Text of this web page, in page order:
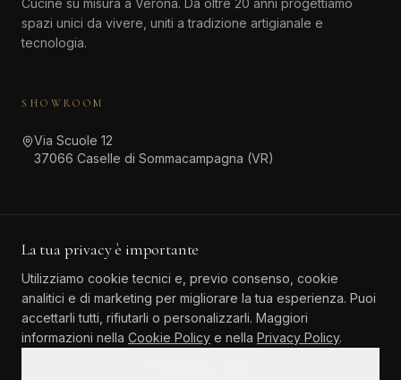
Cucine su misura a Verona. Da oltre 20 anni progettiamo
spazi unici da vivere, uniti a tradizione artigianale e
tecnologia.
SHOWROOM
Via Scuole 12
37066 Caselle di Sommacampagna (VR)
045 511 6381
info@atinteriordesign.it
tarallo.agostino@pec.it
La tua privacy è importante
Utilizziamo cookie tecnici e, previo consenso, cookie
analitici e di marketing per migliorare la tua esperienza. Puoi
accettarli tutti, rifiutarli o personalizzarli. Maggiori
informazioni nella Cookie Policy e nella Privacy Policy.